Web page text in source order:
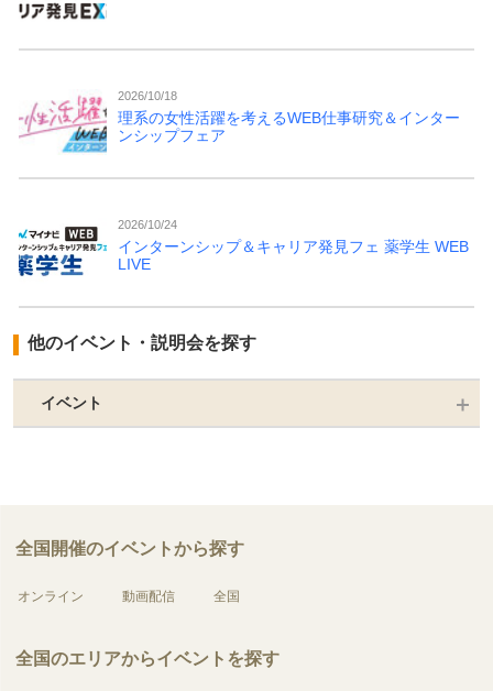
2026/10/18
理系の女性活躍を考えるWEB仕事研究＆インター
ンシップフェア
2026/10/24
インターンシップ＆キャリア発見フェ 薬学生 WEB
LIVE
他のイベント・説明会を探す
イベント
全国開催のイベントから探す
オンライン 動画配信 全国
全国のエリアからイベントを探す